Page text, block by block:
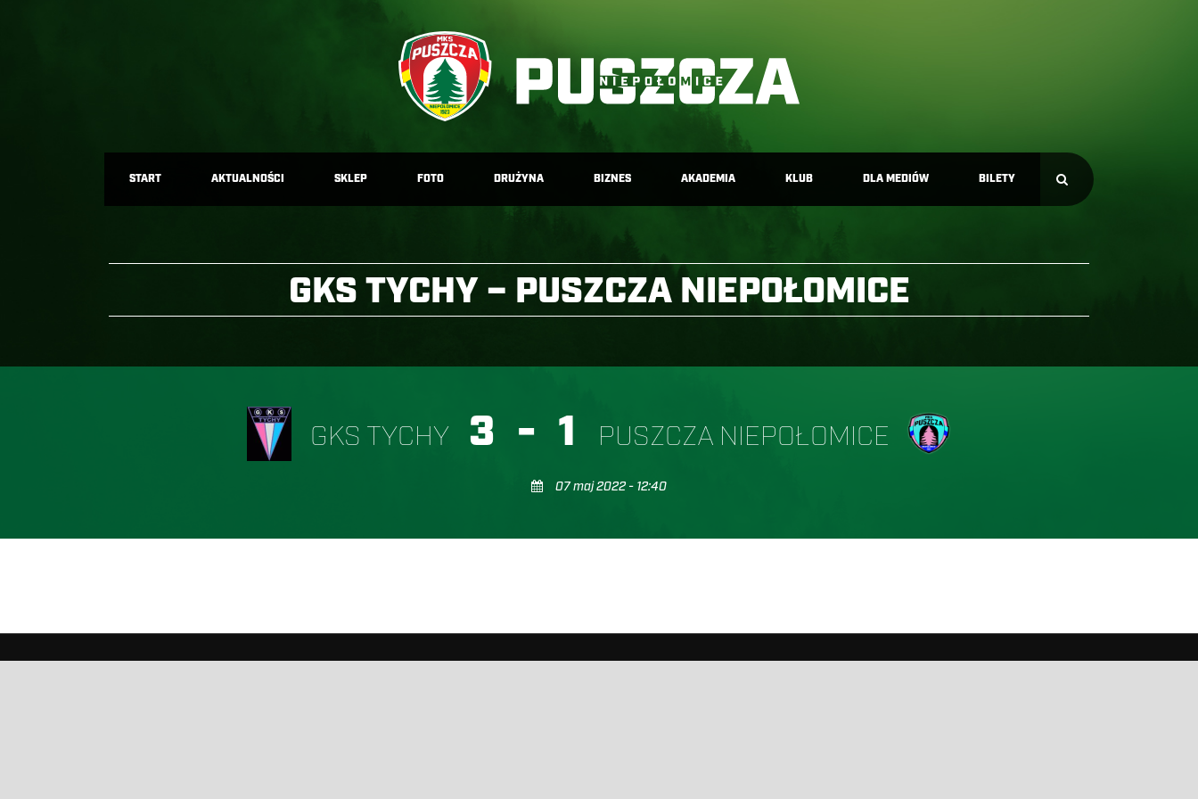
START AKTUALNOŚCI SKLEP FOTO DRUŻYNA BIZNES AKADEMIA KLUB DLA MEDIÓW BILETY
GKS TYCHY – PUSZCZA NIEPOŁOMICE
GKS TYCHY 3 - 1 PUSZCZA NIEPOŁOMICE
07 maj 2022 - 12:40